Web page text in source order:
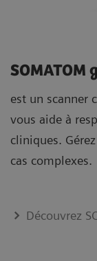
SOMATOM
est un scanner
vous aide à
cliniques.
cas complexes.
Découvrez